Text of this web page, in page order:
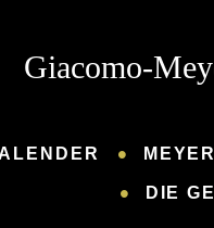
Giacomo-
DIE